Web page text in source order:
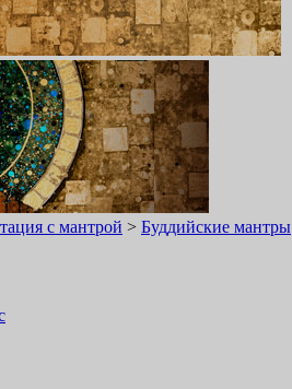
с мантрой > Буддийские мантры